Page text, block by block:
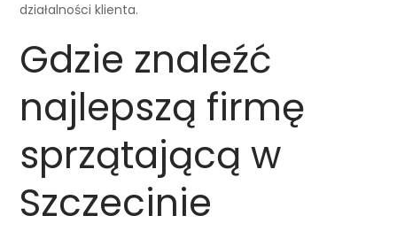
działalności klienta.
Gdzie znaleźć
najlepszą firmę
sprzątającą w
Szczecinie